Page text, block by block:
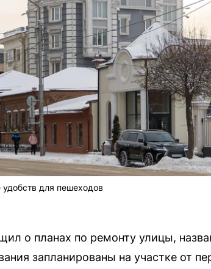
для пешеходов
о планах по ремонту улицы,
запланированы на участке от